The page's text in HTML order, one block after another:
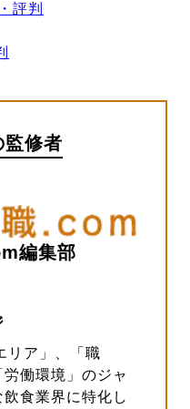
評判
監修者
編集部
リア」、「職
働環境」のジャ
食業界に特化し